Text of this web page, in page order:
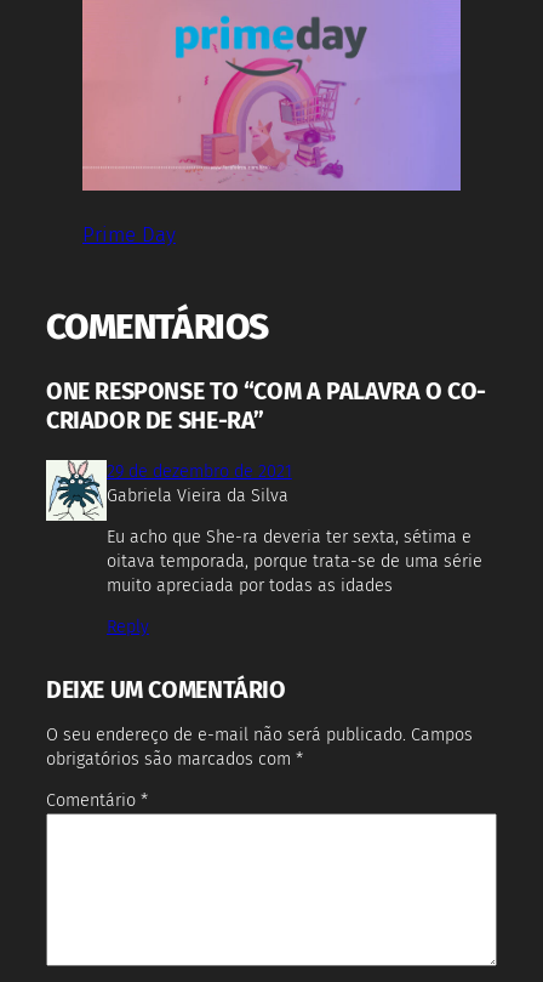
Prime Day
COMENTÁRIOS
ONE RESPONSE TO “COM A PALAVRA O CO-
CRIADOR DE SHE-RA”
29 de dezembro de 2021
Gabriela Vieira da Silva
Eu acho que She-ra deveria ter sexta, sétima e
oitava temporada, porque trata-se de uma série
muito apreciada por todas as idades
Reply
DEIXE UM COMENTÁRIO
O seu endereço de e-mail não será publicado. Campos
obrigatórios são marcados com *
Comentário *